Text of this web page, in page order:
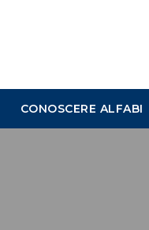
CONOSCERE ALFABI